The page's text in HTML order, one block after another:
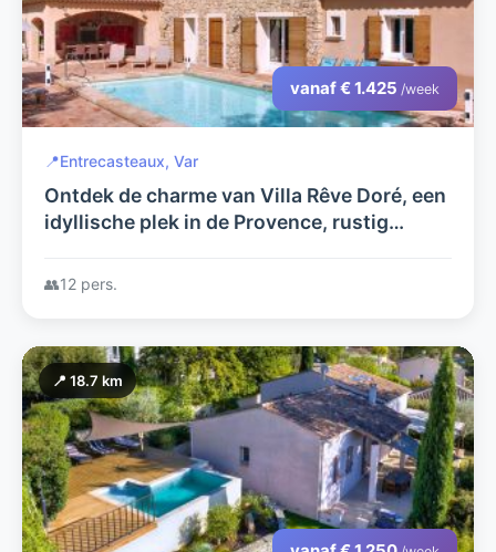
vanaf € 1.425 /week
📍Entrecasteaux, Var
Ontdek de charme van Villa Rêve Doré, een
idyllische plek in de Provence, rustig
karakteristieke dorp Entrecasteaux
👥12 pers.
📍 18.7 km